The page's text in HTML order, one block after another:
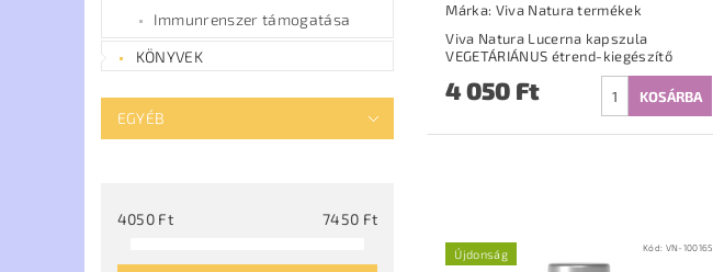
Immunrenszer támogatása
KÖNYVEK
EGYÉB
4050 Ft 7450 Ft
Márka: Viva Natura termékek
Viva Natura Lucerna kapszula
4 050 Ft
Újdonság Kód: VN-100165